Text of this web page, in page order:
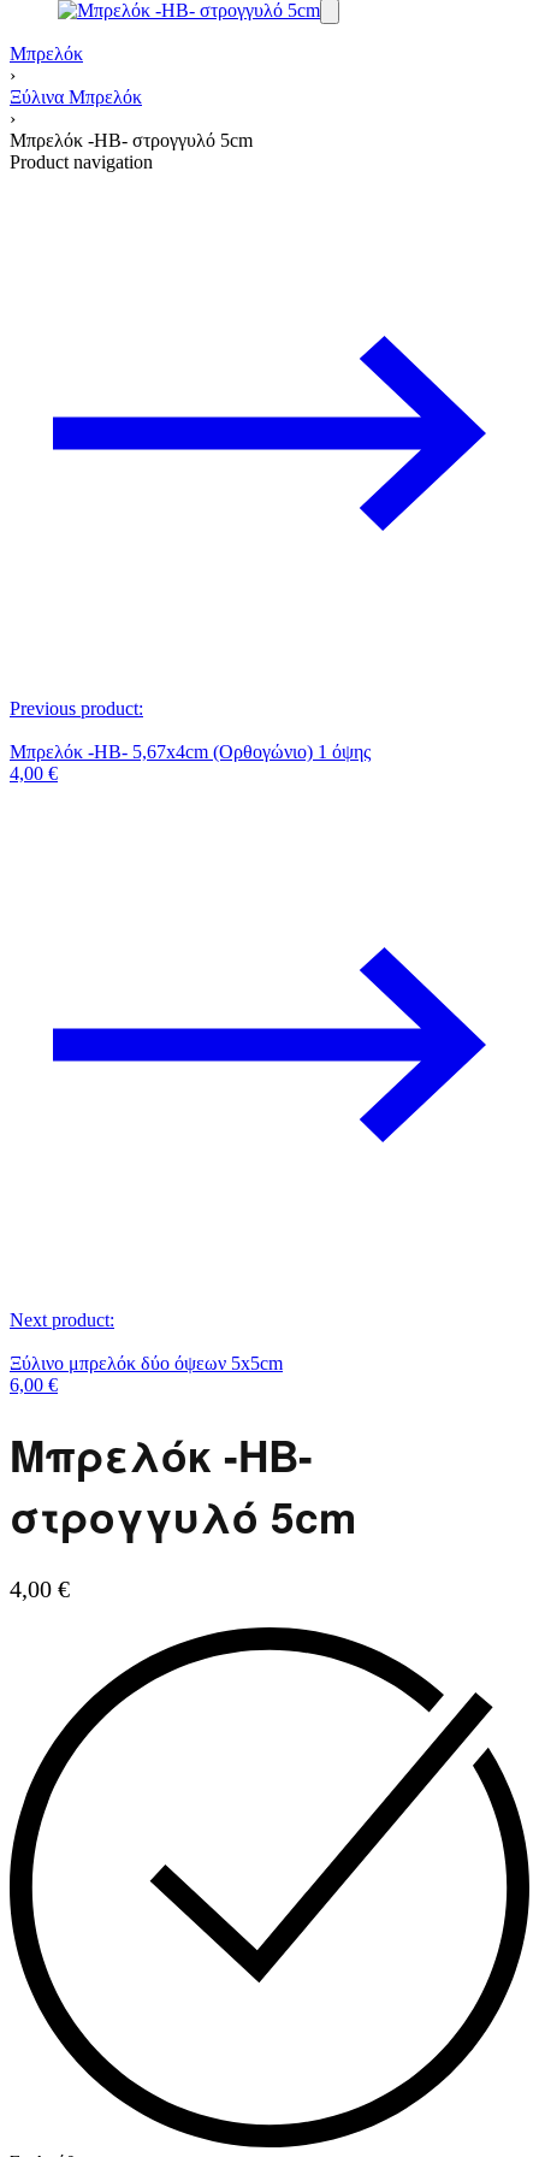
Μπρελόκ
›
Ξύλινα Μπρελόκ
›
Μπρελόκ -HB- στρογγυλό 5cm
Product navigation
Previous product:
Μπρελόκ -HB- 5,67x4cm (Ορθογώνιο) 1 όψης
4,00 €
Next product:
Ξύλινο μπρελόκ δύο όψεων 5x5cm
6,00 €
Μπρελόκ -HB-
στρογγυλό 5cm
4,00 €